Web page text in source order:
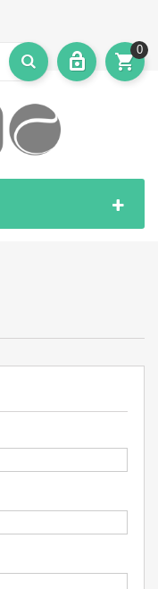
0